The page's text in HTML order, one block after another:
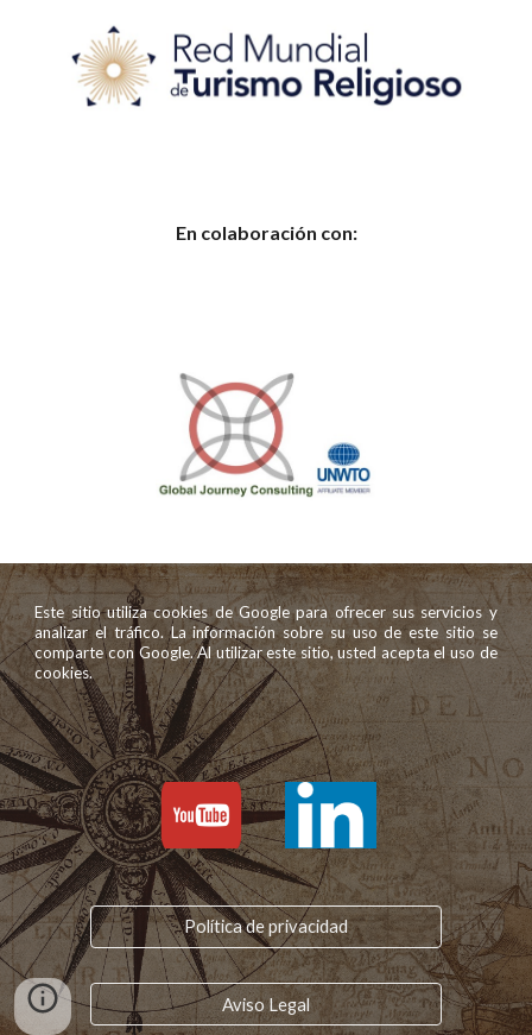
En colaboración con:
Este sitio utiliza cookies de Google para ofrecer sus servicios y
analizar el tráfico. La información sobre su uso de este sitio se
comparte con Google. Al utilizar este sitio, usted acepta el uso de
cookies.
Política de privacidad
Aviso Legal